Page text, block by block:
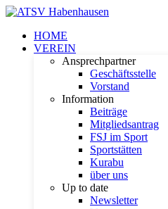
HOME
VEREIN
Ansprechpartner
Geschäftsstelle
Vorstand
Information
Beiträge
Mitgliedsantrag
FSJ im Sport
Sportstätten
Kurabu
über uns
Up to date
Newsletter